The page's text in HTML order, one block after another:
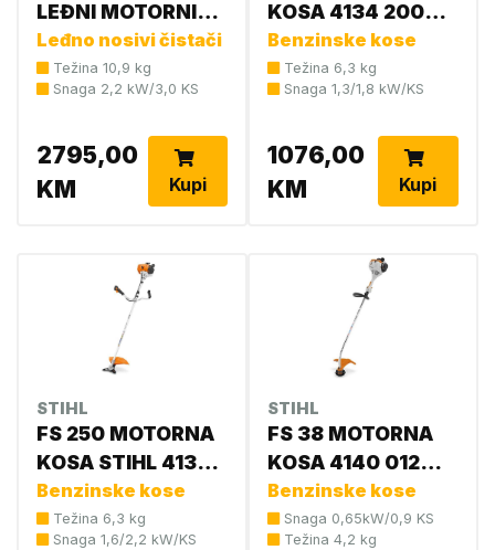
LEĐNI MOTORNI
ČISTAČ
Leđno nosivi čistači
Težina 10,9 kg
Snaga 2,2 kW/3,0 KS
2795,00
KM
Kupi
KOSA 4134 200
0234 NB 4134 200
0318
Benzinske kose
Težina 6,3 kg
Snaga 1,3/1,8 kW/KS
1076,00
KM
Kupi
STIHL
FS 250 MOTORNA
KOSA STIHL 4134
200 0332
Benzinske kose
Težina 6,3 kg
Snaga 1,6/2,2 kW/KS
STIHL
FS 38 MOTORNA
KOSA 4140 012
2364
Benzinske kose
Snaga 0,65kW/0,9 KS
Težina 4,2 kg